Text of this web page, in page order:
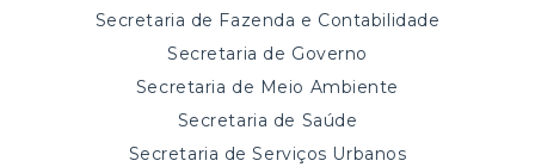
Secretaria de Fazenda e Contabilidade
Secretaria de Governo
Secretaria de Meio Ambiente
Secretaria de Saúde
Secretaria de Serviços Urbanos